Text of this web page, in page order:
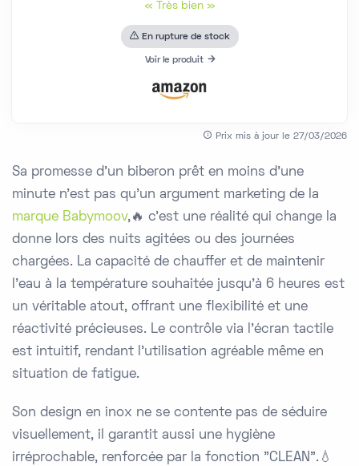
« Très bien »
En rupture de stock
Voir le produit
Prix mis à jour le 27/03/2026
Sa promesse d'un biberon prêt en moins d'une
minute n'est pas qu'un argument marketing de la
marque Babymoov,🔥 c'est une réalité qui change la
donne lors des nuits agitées ou des journées
chargées. La capacité de chauffer et de maintenir
l'eau à la température souhaitée jusqu'à 6 heures est
un véritable atout, offrant une flexibilité et une
réactivité précieuses. Le contrôle via l'écran tactile
est intuitif, rendant l'utilisation agréable même en
situation de fatigue.
Son design en inox ne se contente pas de séduire
visuellement, il garantit aussi une hygiène
irréprochable, renforcée par la fonction "CLEAN".💧